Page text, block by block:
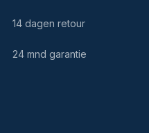
14 dagen retour
24 mnd garantie